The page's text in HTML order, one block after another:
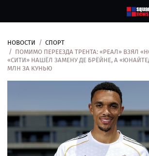
Новости
О
нас
НОВОСТИ
СПОРТ
ПОМИМО ПЕРЕЕЗДА ТРЕНТА: «РЕАЛ» ВЗЯЛ
«СИТИ» НАШЁЛ ЗАМЕНУ ДЕ БРЁЙНЕ, А
МЛН ЗА КУНЬЮ